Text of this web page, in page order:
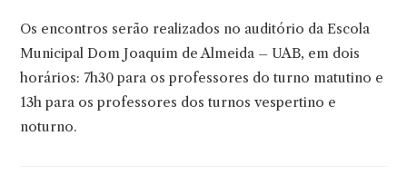
Os encontros serão realizados no auditório da Escola
Municipal Dom Joaquim de Almeida – UAB, em dois
horários: 7h30 para os professores do turno matutino e
13h para os professores dos turnos vespertino e
noturno.